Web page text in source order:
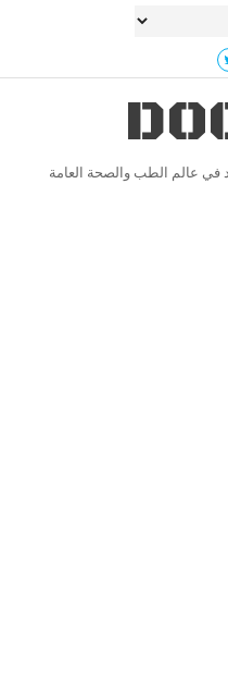
في عالم الطب والصحة العامة